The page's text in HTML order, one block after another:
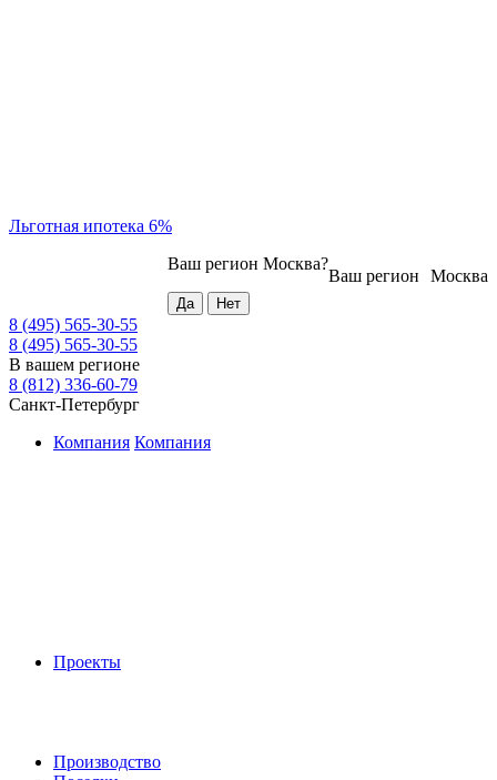
Льготная ипотека 6%
Москва
Ваш регион
Ваш регион Москва?
8 (495) 565-30-55
8 (495) 565-30-55
В вашем регионе
8 (812) 336-60-79
Санкт-Петербург
Компания Компания
Проекты
Производство